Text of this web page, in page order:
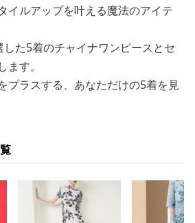
イルアップを叶える魔法のアイテ
た5着のチャイナワンピースとセ
す。
プラスする、あなただけの5着を見